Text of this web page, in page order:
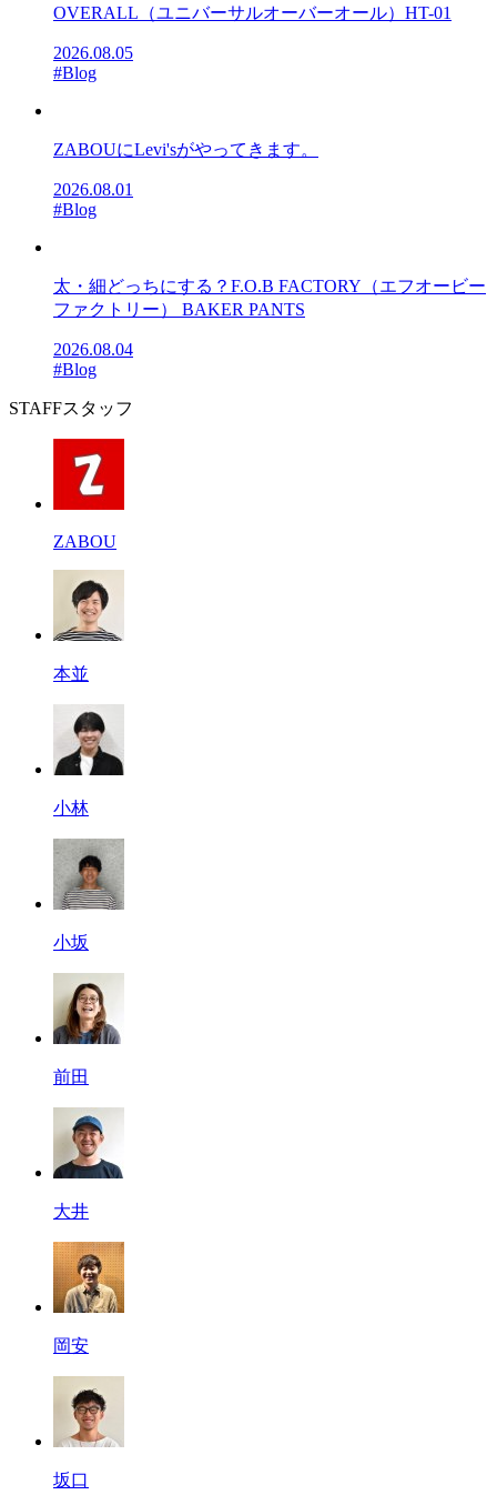
OVERALL（ユニバーサルオーバーオール）HT-01
2026.08.05
#Blog
ZABOUにLevi'sがやってきます。
2026.08.01
#Blog
太・細どっちにする？F.O.B FACTORY（エフオービー
ファクトリー） BAKER PANTS
2026.08.04
#Blog
STAFFスタッフ
ZABOU
本並
小林
小坂
前田
大井
岡安
坂口